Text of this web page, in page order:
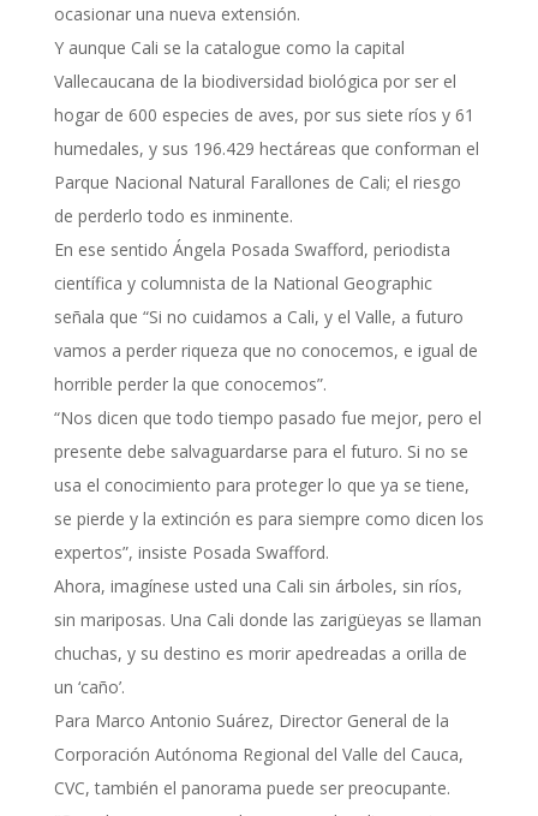
ocasionar una nueva extensión.
Y aunque Cali se la catalogue como la capital
Vallecaucana de la biodiversidad biológica por ser el
hogar de 600 especies de aves, por sus siete ríos y 61
humedales, y sus 196.429 hectáreas que conforman el
Parque Nacional Natural Farallones de Cali; el riesgo
de perderlo todo es inminente.
En ese sentido Ángela Posada Swafford, periodista
científica y columnista de la National Geographic
señala que “Si no cuidamos a Cali, y el Valle, a futuro
vamos a perder riqueza que no conocemos, e igual de
horrible perder la que conocemos”.
“Nos dicen que todo tiempo pasado fue mejor, pero el
presente debe salvaguardarse para el futuro. Si no se
usa el conocimiento para proteger lo que ya se tiene,
se pierde y la extinción es para siempre como dicen los
expertos”, insiste Posada Swafford.
Ahora, imagínese usted una Cali sin árboles, sin ríos,
sin mariposas. Una Cali donde las zarigüeyas se llaman
chuchas, y su destino es morir apedreadas a orilla de
un ‘caño’.
Para Marco Antonio Suárez, Director General de la
Corporación Autónoma Regional del Valle del Cauca,
CVC, también el panorama puede ser preocupante.